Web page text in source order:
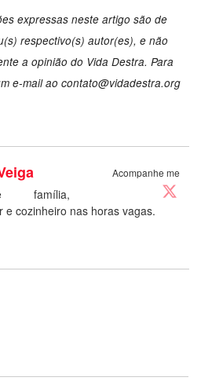
expressas neste artigo são de
respectivo(s) autor(es), e não
a opinião do Vida Destra. Para
e-mail ao contato@vidadestra.org
Acompanhe me
família,
e cozinheiro nas horas vagas.